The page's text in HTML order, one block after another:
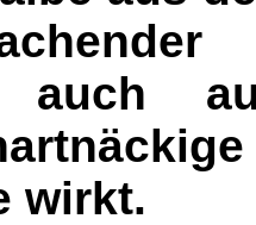
auch
wirkt.